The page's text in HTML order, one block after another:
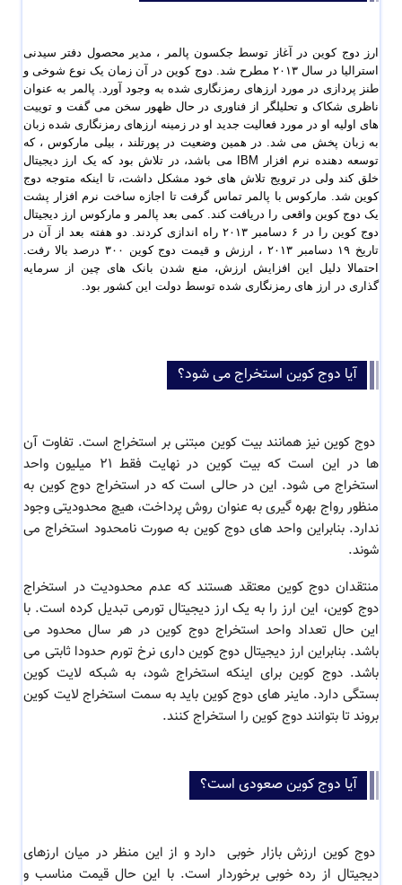
گذاری در ارز های رمزنگاری شده توسط دولت این کشور بود.
آیا دوج کوین استخراج می شود؟
دوج کوین نیز همانند بیت کوین مبتنی بر استخراج است. تفاوت آن
ها در این است که بیت کوین در نهایت فقط ٢١ میلیون واحد
استخراج می شود. این در حالی است که در استخراج دوج کوین به
منظور رواج بهره گیری به عنوان روش پرداخت، هیچ محدودیتی وجود
ندارد. بنابراین واحد های دوج کوین به صورت نامحدود استخراج می
شوند.
منتقدان دوج کوین معتقد هستند که عدم محدودیت در استخراج
دوج کوین، این ارز را به یک ارز دیجیتال تورمی تبدیل کرده است. با
این حال تعداد واحد استخراج دوج کوین در هر سال محدود می
باشد. بنابراین ارز دیجیتال دوج کوین داری نرخ تورم حدودا ثابتی می
باشد. دوج کوین برای اینکه استخراج شود، به شبکه لایت کوین
بستگی دارد. ماینر های دوج کوین باید به سمت استخراج لایت کوین
بروند تا بتوانند دوج کوین را استخراج کنند.
آیا دوج کوین صعودی است؟
دوج کوین ارزش بازار خوبی دارد و از این منظر در میان ارزهای
دیجیتال از رده خوبی برخوردار است. با این حال قیمت مناسب و